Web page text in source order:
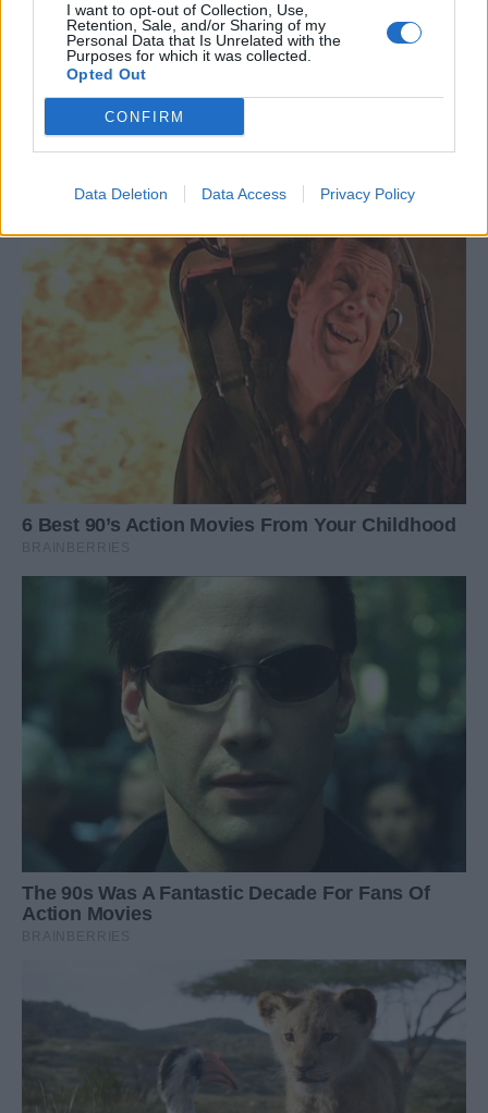
I want to opt-out of Collection, Use,
Retention, Sale, and/or Sharing of my
Personal Data that Is Unrelated with the
Purposes for which it was collected.
Opted Out
CONFIRM
Data Deletion Data Access Privacy Policy